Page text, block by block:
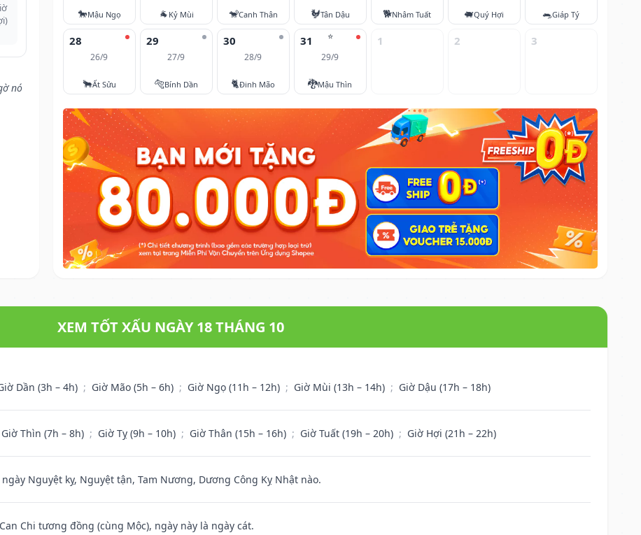
nó
🐎Mậu Ngọ 🐐 Kỷ Mùi 🐒Canh Thân 🐓Tân Dậu 🐕Nhâm Tuất 🐖Quý Hợi 🐀Giáp Tý
28
26/9
🐂Ất Sửu
29
27/9
🐅Bính Dần
30
28/9
🐈Đinh Mão
⭐
31
29/9
🐉Mậu Thìn
1 2 3
XEM TỐT XẤU NGÀY 18 THÁNG 10
Dần (3h – 4h) ; Giờ Mão (5h – 6h) ; Giờ Ngọ (11h – 12h) ; Giờ Mùi (13h – 14h) ; Giờ Dậu (17h – 18h)
Giờ Thìn (7h – 8h) ; Giờ Tỵ (9h – 10h) ; Giờ Thân (15h – 16h) ; Giờ Tuất (19h – 20h) ; Giờ Hợi (21h – 22h)
Nguyệt kỵ, Nguyệt tận, Tam Nương, Dương Công Kỵ Nhật nào.
Chi tương đồng (cùng Mộc), ngày này là ngày cát.